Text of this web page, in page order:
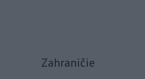
Zahraničie